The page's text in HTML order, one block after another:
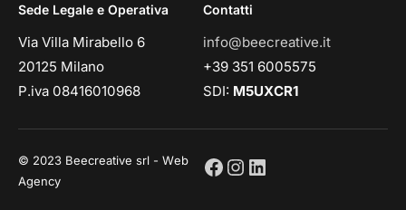
Sede Legale e Operativa
Via Villa Mirabello 6
20125 Milano
P.iva 08416010968
Contatti
info@beecreative.it
+39 351 6005575
SDI: M5UXCR1
© 2023 Beecreative srl - Web
Agency